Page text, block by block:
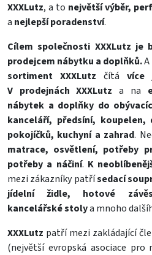
XXXLutz, a to největší výběr,
a nejlepší poradenství.
Cílem společnosti XXXLutz je
prodejcem nábytku a doplňků.
sortiment XXXLutz čítá více
V prodejnách XXXLutz a na
nábytek a doplňky do
kanceláří, předsíní, koupelen,
pokojíčků, kuchyní a zahrad.
matrace, osvětlení, potřeby
potřeby a náčiní. K
mezi zákazníky patřísedací
jídelní židle, hotové
kancelářské stolya mnoho
XXXLutz patří mezi zakládající
(největší evropská asociace